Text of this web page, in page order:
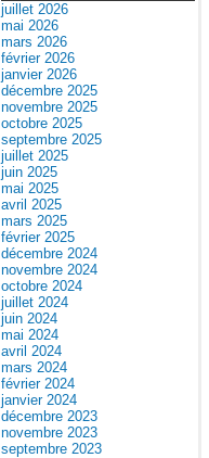
juillet 2026
mai 2026
mars 2026
février 2026
janvier 2026
décembre 2025
novembre 2025
octobre 2025
septembre 2025
juillet 2025
juin 2025
mai 2025
avril 2025
mars 2025
février 2025
décembre 2024
novembre 2024
octobre 2024
juillet 2024
juin 2024
mai 2024
avril 2024
mars 2024
février 2024
janvier 2024
décembre 2023
novembre 2023
septembre 2023